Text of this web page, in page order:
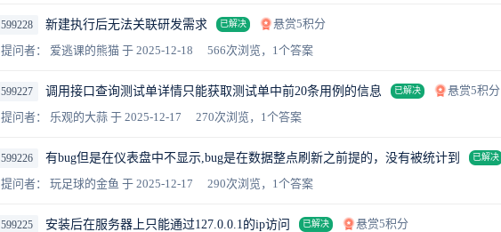
599228 新建执行后无法关联研发需求 已解决
悬赏5积分
提问者： 爱逃课的熊猫 于 2025-12-18 566次浏览，1个答案
599227 调用接口查询测试单详情只能获取测试单中前20条用例的信息 已解决
悬赏5积分
提问者： 乐观的大蒜 于 2025-12-17 270次浏览，1个答案
599226 有bug但是在仪表盘中不显示,bug是在数据整点刷新之前提的，没有被统计到 已解决
提问者： 玩足球的金鱼 于 2025-12-17 290次浏览，1个答案
599225 安装后在服务器上只能通过127.0.0.1的ip访问 已解决
悬赏5积分